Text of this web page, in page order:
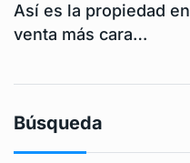
Así es la propiedad en
venta más cara…
Búsqueda